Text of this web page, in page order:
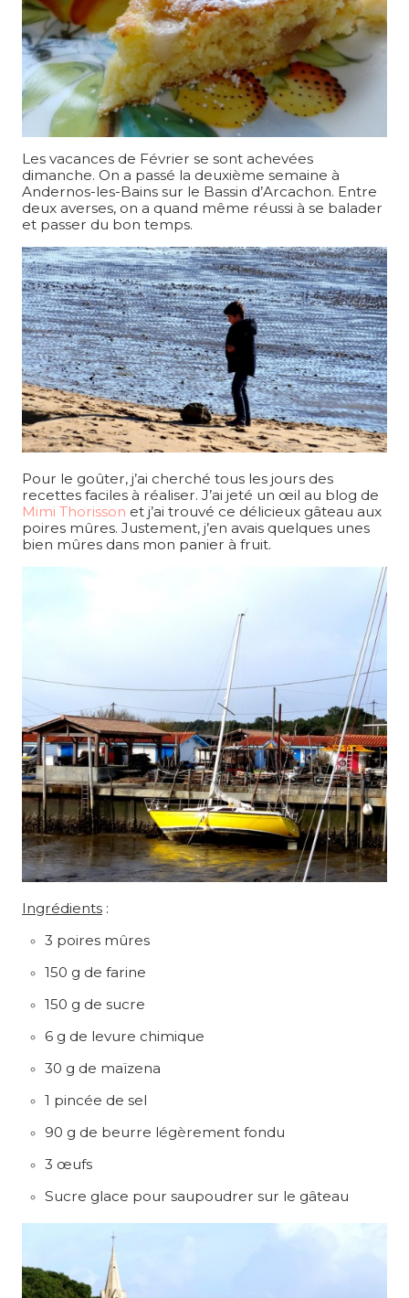
Les vacances de Février se sont achevées
dimanche. On a passé la deuxième semaine à
Andernos-les-Bains sur le Bassin d’Arcachon. Entre
deux averses, on a quand même réussi à se balader
et passer du bon temps.
Pour le goûter, j’ai cherché tous les jours des
recettes faciles à réaliser. J’ai jeté un œil au blog de
Mimi Thorisson et j’ai trouvé ce délicieux gâteau aux
poires mûres. Justement, j’en avais quelques unes
bien mûres dans mon panier à fruit.
Ingrédients :
3 poires mûres
150 g de farine
150 g de sucre
6 g de levure chimique
30 g de maïzena
1 pincée de sel
90 g de beurre légèrement fondu
3 œufs
Sucre glace pour saupoudrer sur le gâteau